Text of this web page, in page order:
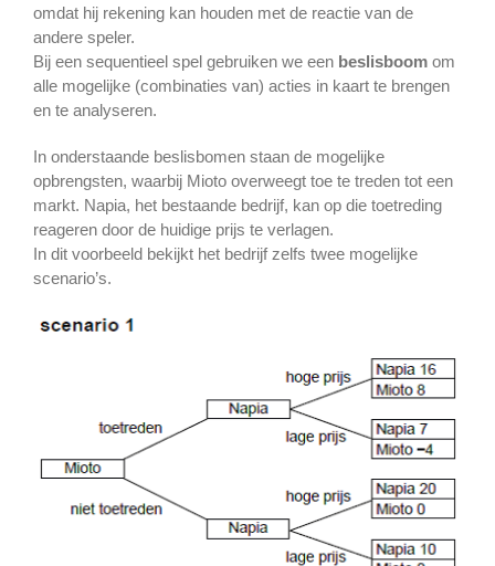
omdat hij rekening kan houden met de reactie van de
andere speler.
Bij een sequentieel spel gebruiken we een beslisboom om
alle mogelijke (combinaties van) acties in kaart te brengen
en te analyseren.
In onderstaande beslisbomen staan de mogelijke
opbrengsten, waarbij Mioto overweegt toe te treden tot een
markt. Napia, het bestaande bedrijf, kan op die toetreding
reageren door de huidige prijs te verlagen.
In dit voorbeeld bekijkt het bedrijf zelfs twee mogelijke
scenario’s.